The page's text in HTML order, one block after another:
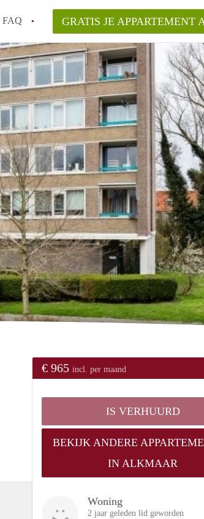
FAQ
te vinden!
AppartementAlkmaar?
GRATIS JE APPARTEMENT
€ 965 incl. per maand
IS VERHUURD
BEKIJK ANDERE
IN ALKMAAR
Woning
2 jaar geleden lid geworden